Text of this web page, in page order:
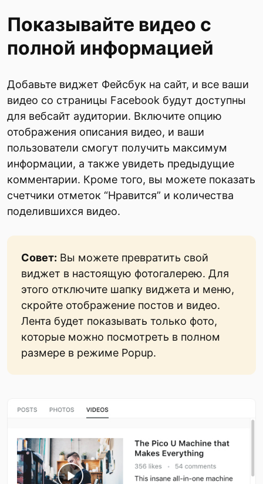
Показывайте видео с
полной информацией
Добавьте виджет Фейсбук на сайт, и все ваши
видео со страницы Facebook будут доступны
для вебсайт аудитории. Включите опцию
отображения описания видео, и ваши
пользователи смогут получить максимум
информации, а также увидеть предыдущие
комментарии. Кроме того, вы можете показать
счетчики отметок “Нравится” и количества
поделившихся видео.
Совет: Вы можете превратить свой
виджет в настоящую фотогалерею. Для
этого отключите шапку виджета и меню,
скройте отображение постов и видео.
Лента будет показывать только фото,
которые можно посмотреть в полном
размере в режиме Popup.